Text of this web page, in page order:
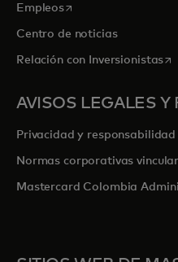
Empleosse abre en una
Centro de noticias
Relación con Inversionistasse
AVISOS LEGALES Y
Privacidad y
Normas corporativas
Mastercard Colombia